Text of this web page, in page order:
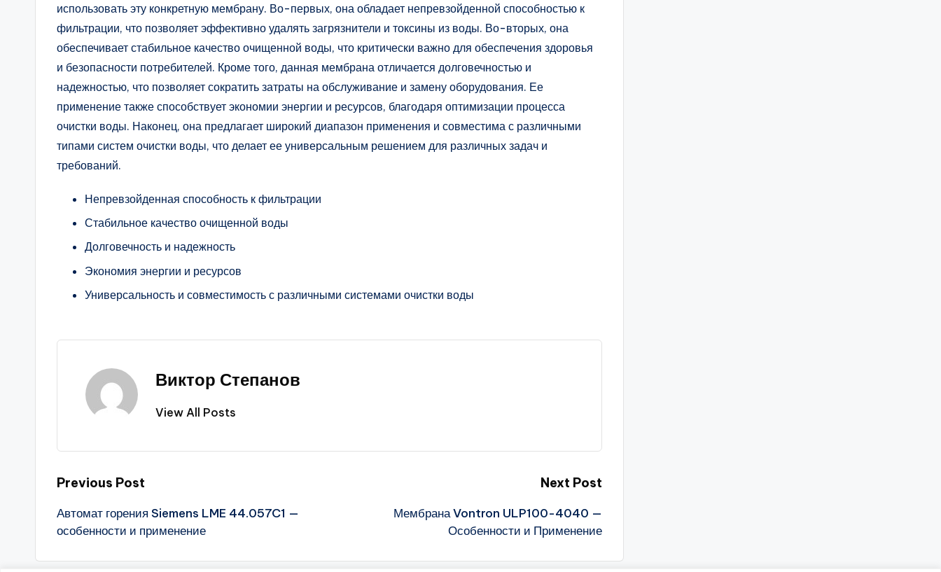
использовать эту конкретную мембрану. Во-первых, она обладает непревзойденной способностью к
фильтрации, что позволяет эффективно удалять загрязнители и токсины из воды. Во-вторых, она
обеспечивает стабильное качество очищенной воды, что критически важно для обеспечения здоровья
и безопасности потребителей. Кроме того, данная мембрана отличается долговечностью и
надежностью, что позволяет сократить затраты на обслуживание и замену оборудования. Ее
применение также способствует экономии энергии и ресурсов, благодаря оптимизации процесса
очистки воды. Наконец, она предлагает широкий диапазон применения и совместима с различными
типами систем очистки воды, что делает ее универсальным решением для различных задач и
требований.
Непревзойденная способность к фильтрации
Стабильное качество очищенной воды
Долговечность и надежность
Экономия энергии и ресурсов
Универсальность и совместимость с различными системами очистки воды
Виктор Степанов
View All Posts
Post
navigation
Previous Post
Автомат горения Siemens LME 44.057C1 —
особенности и применение
Next Post
Мембрана Vontron ULP100-4040 —
Особенности и Применение